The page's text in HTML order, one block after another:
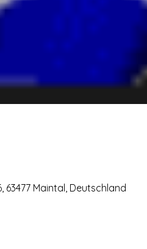
63477 Maintal, Deutschland